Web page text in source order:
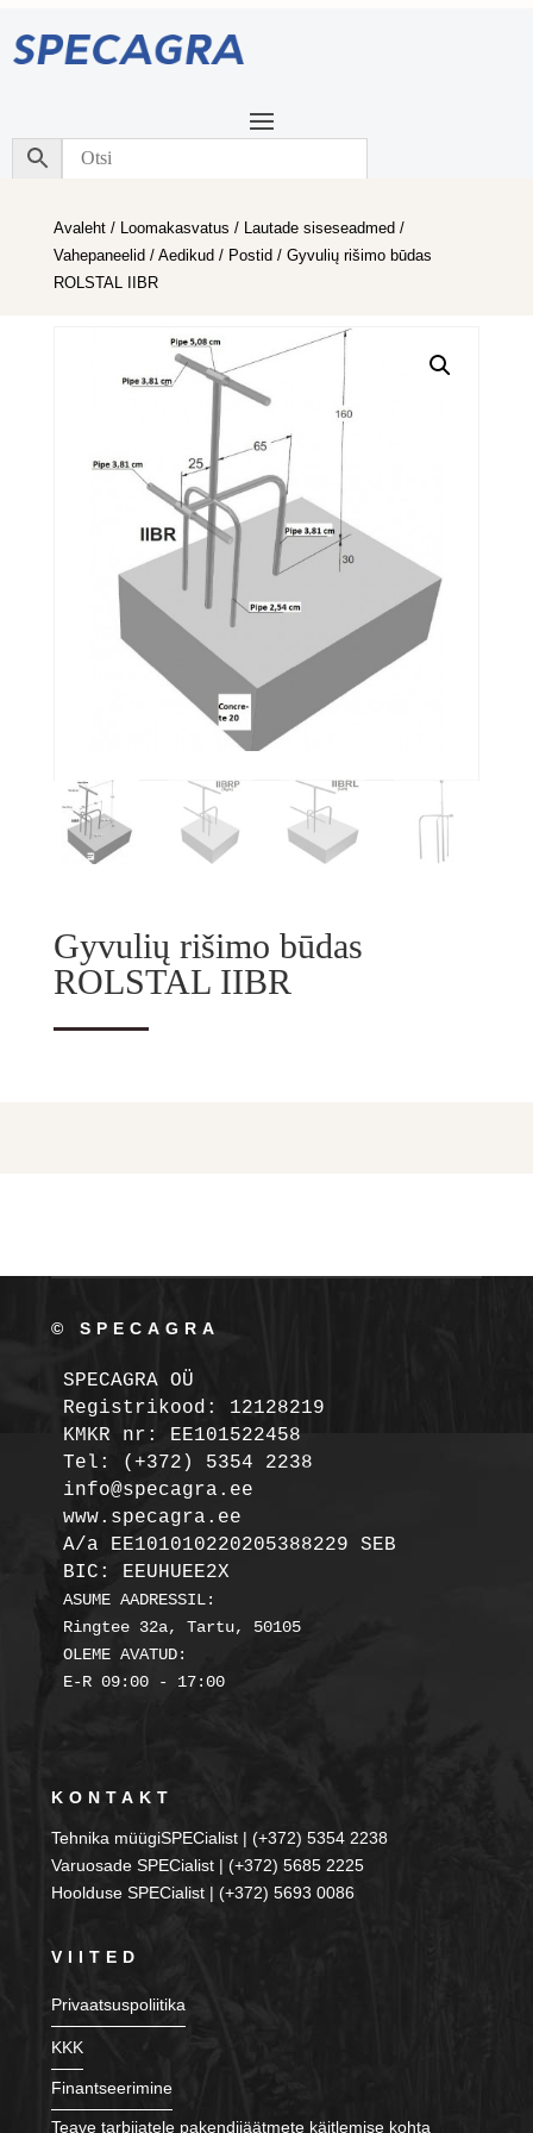
Avaleht/ Loomakasvatus / Lautade siseseadmed /
Vahepaneelid / Aedikud / Postid / Gyvulių rišimo būdas
ROLSTAL IIBR
Gyvulių rišimo būdas
ROLSTAL IIBR
© SPECAGRA
SPECAGRA OÜ
Registrikood: 12128219
KMKR nr: EE101522458
Tel: (+372) 5354 2238
info@specagra.ee
A/a EE101010220205388229 SEB
BIC: EEUHUEE2X
ASUME AADRESSIL:
Ringtee 32a, Tartu, 50105
OLEME AVATUD:
E-R 09:00 - 17:00
KONTAKT
Tehnika müügiSPECialist | (+372) 5354 2238
Varuosade SPECialist | (+372) 5685 2225
Hoolduse SPECialist | (+372) 5693 0086
VIITED
Privaatsuspoliitika
KKK
Finantseerimine
Teave tarbijatele pakendijäätmete käitlemise kohta